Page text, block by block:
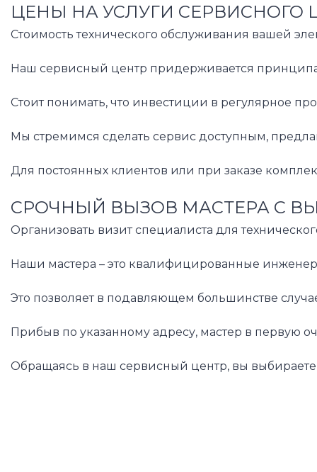
ЦЕНЫ НА УСЛУГИ СЕРВИСНОГО
Стоимость технического обслуживания вашей
Наш сервисный центр придерживается принципа
Стоит понимать, что инвестиции в регулярное
Мы стремимся сделать сервис доступным,
Для постоянных клиентов или при заказе
СРОЧНЫЙ ВЫЗОВ МАСТЕРА С
Организовать визит специалиста для
Наши мастера – это квалифицированные
Это позволяет в подавляющем большинстве
Прибыв по указанному адресу, мастер в первую
Обращаясь в наш сервисный центр, вы выбираете